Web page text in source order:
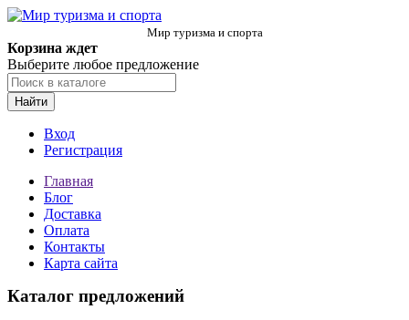
Мир туризма и спорта
Корзина ждет
Выберите любое предложение
Найти
Вход
Регистрация
Главная
Блог
Доставка
Оплата
Контакты
Карта сайта
Каталог предложений